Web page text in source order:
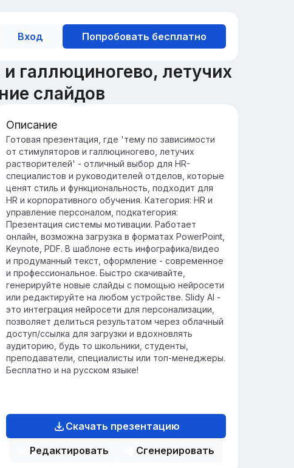
Вход Попробовать бесплатно
галлюциногево, летучих
слайдов
Введение в зависимость
Зависимость от стимуляторов и
галлюциногенов представляет собой
серьезную проблему, влияющую на
здоровье и психическое состояние
человека.
Понимание механизмов возникновения
зависимости поможет разработать
эффективные стратегии профилактики и
лечения.
Описание
Готовая презентация, где 'тему по зависимости
от стимуляторов и галлюциногево, летучих
растворителей' - отличный выбор для HR-
специалистов и руководителей отделов, которые
ценят стиль и функциональность, подходит для
HR и корпоративного обучения. Категория: HR и
управление персоналом, подкатегория:
Презентация системы мотивации. Работает
онлайн, возможна загрузка в форматах PowerPoint,
Keynote, PDF. В шаблоне есть инфографика/видео
и продуманный текст, оформление - современное
и профессиональное. Быстро скачивайте,
генерируйте новые слайды с помощью нейросети
или редактируйте на любом устройстве. Slidy AI -
это интеграция нейросети для персонализации,
позволяет делиться результатом через облачный
доступ/ссылка для загрузки и вдохновлять
аудиторию, будь то школьники, студенты,
преподаватели, специалисты или топ-менеджеры.
Бесплатно и на русском языке!
Скачать презентацию
Редактировать
Сгенерировать